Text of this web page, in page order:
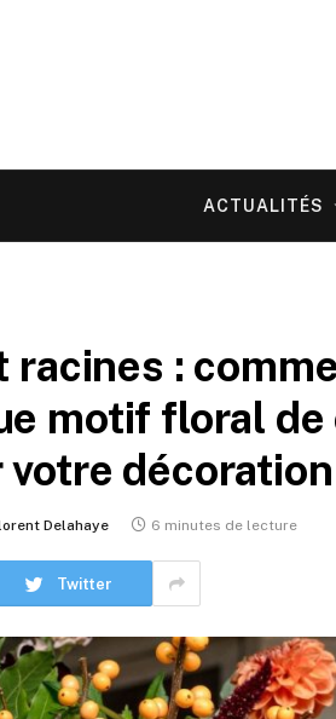
ACTUALITÉS
racines :
motif floral
Delahaye 6 minutes de lecture
Twitter